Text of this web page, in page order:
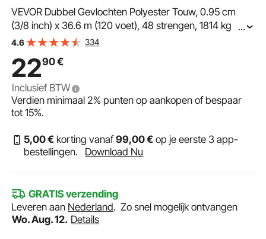
VEVOR Dubbel Gevlochten Polyester Touw, 0.95 cm
(3/8 inch) x 36.6 m (120 voet), 48 strengen, 1814 kg
(4000 lb) breeksterkte, Buiten Klimtouw,
Schommels, Abseilen, Redding
...
4.6 334
2290€
Inclusief BTW
Verdien minimaal2% punten op aankopen of bespaar
tot15%.
5,00€ korting vanaf99,00€ op je eerste 3 app-
bestellingen.
Download Nu
GRATIS verzending
Leveren aan Nederland.Zo snel mogelijk ontvangen
Wo. Aug. 12. Details